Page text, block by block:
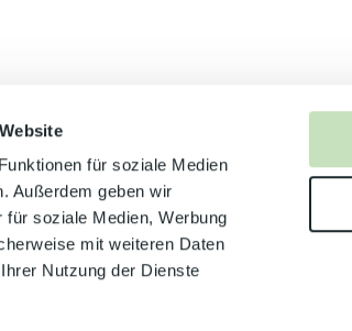
für soziale Medien
Außerdem geben wir
soziale Medien, Werbung
mit weiteren Daten
Nutzung der Dienste